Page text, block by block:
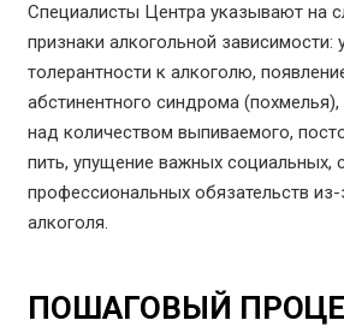
Специалисты Центра указывают на
признаки алкогольной зависимости:
толерантности к алкоголю,
абстинентного синдрома
над количеством выпиваемого,
пить, упущение важных социальных,
профессиональных обязательств из-
алкоголя.
ПОШАГОВЫЙ